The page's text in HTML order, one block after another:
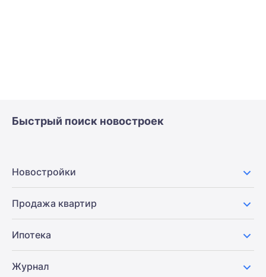
Быстрый поиск новостроек
Новостройки
Продажа квартир
Ипотека
Журнал